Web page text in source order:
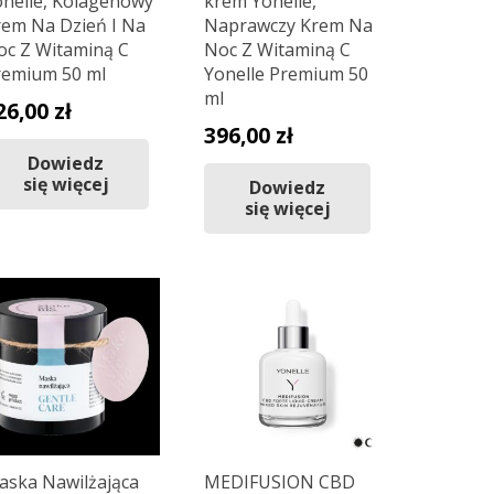
Na Dzień I Na
Z Witaminą C
50 ml
zł
Dowiedz
się więcej
Naprawczy Krem Na
Noc Z Witaminą C
Yonelle Premium 50
ml
396,00 zł
Dowiedz
się więcej
Nawilżająca
MEDIFUSION CBD